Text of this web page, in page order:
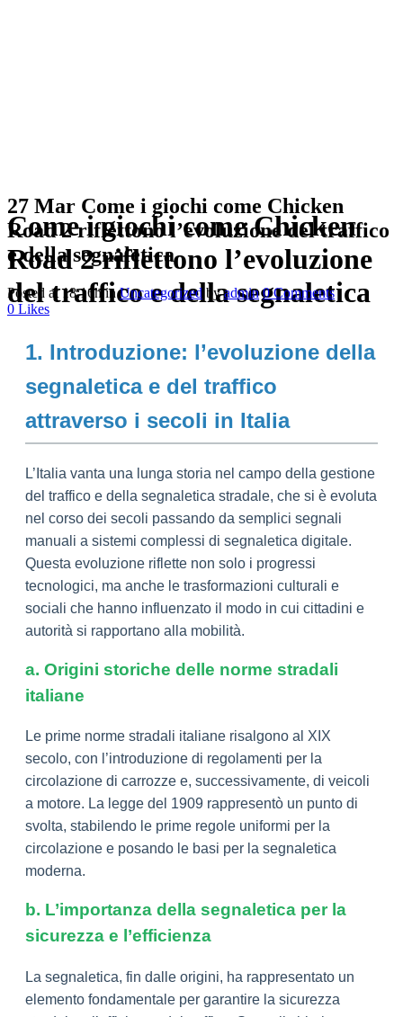
Come i giochi come Chicken
Road 2 riflettono l’evoluzione
del traffico e della segnaletica
27 Mar Come i giochi come Chicken
Road 2 riflettono l’evoluzione del traffico
e della segnaletica
Posted at 18:16h inUncategorized byadmin 0 Comments
0 Likes
1. Introduzione: l’evoluzione della
segnaletica e del traffico
attraverso i secoli in Italia
L’Italia vanta una lunga storia nel campo della gestione
del traffico e della segnaletica stradale, che si è evoluta
nel corso dei secoli passando da semplici segnali
manuali a sistemi complessi di segnaletica digitale.
Questa evoluzione riflette non solo i progressi
tecnologici, ma anche le trasformazioni culturali e
sociali che hanno influenzato il modo in cui cittadini e
autorità si rapportano alla mobilità.
a. Origini storiche delle norme stradali
italiane
Le prime norme stradali italiane risalgono al XIX
secolo, con l’introduzione di regolamenti per la
circolazione di carrozze e, successivamente, di veicoli
a motore. La legge del 1909 rappresentò un punto di
svolta, stabilendo le prime regole uniformi per la
circolazione e posando le basi per la segnaletica
moderna.
b. L’importanza della segnaletica per la
sicurezza e l’efficienza
La segnaletica, fin dalle origini, ha rappresentato un
elemento fondamentale per garantire la sicurezza